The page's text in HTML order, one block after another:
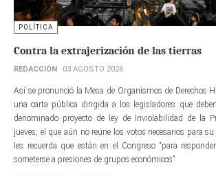
POLÍTICA
Contra la extrajerización de las tierras
REDACCIÓN 03 AGOSTO 2026
Así se pronunció la Mesa de Organismos de Derechos
una carta pública dirigida a los legisladores que
denominado proyecto de ley de Inviolabilidad de la
jueves, el que aún no reúne los votos necesarios para
les recuerda que están en el Congreso “para
someterse a presiones de grupos económicos”.